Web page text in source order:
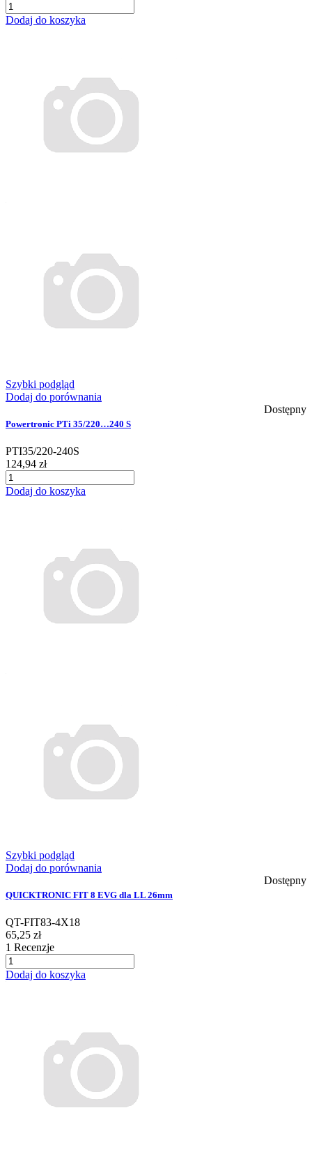
Dodaj do koszyka
Szybki podgląd
Dodaj do porównania
Dostępny
Powertronic PTi 35/220…240 S
PTI35/220-240S
124,94 zł
Dodaj do koszyka
Szybki podgląd
Dodaj do porównania
Dostępny
QUICKTRONIC FIT 8 EVG dla LL 26mm
QT-FIT83-4X18
65,25 zł
1 Recenzje
Dodaj do koszyka